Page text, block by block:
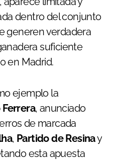
dentro del conjunto
generen verdadera
suficiente
en Madrid.
ejemplo la
, anunciado
de marcada
, Partido de Resinay
esta apuesta